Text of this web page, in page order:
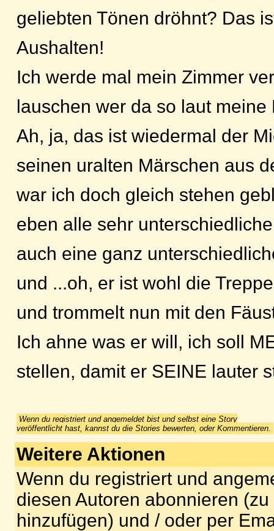
geliebten Tönen dröhnt? Das
Aushalten!
Ich werde mal mein Zimmer
lauschen wer da so laut meine
Ah, ja, das ist wiedermal der
seinen uralten Märschen aus
war ich doch gleich stehen
eben alle sehr
auch eine ganz
und ...oh, er ist wohl die
und trommelt nun mit den
Ich ahne was er will, ich soll
stellen, damit er SEINE lauter
Wenn du registriert und angemeldet bist und selbst eine Story
veröffentlicht hast, kannst du die Stories bewerten, oder Kommentieren.
Weitere Aktionen
Wenn du registriert und
diesen Autoren abonnieren
hinzufügen) und / oder per